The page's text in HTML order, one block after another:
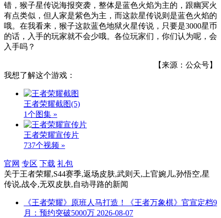
错，猴子星传说海报突袭，整体是蓝色火焰为主的，跟幽冥火
有点类似，但人家是紫色为主，而这款星传说则是蓝色火焰的
哦。在我看来，猴子这款蓝色地狱火星传说，只要是3000星币
的话，入手的玩家就不会少哦。各位玩家们，你们认为呢，会
入手吗？
【来源：公众号】
我想了解这个游戏：
王者荣耀截图(5)
1个图集 »
王者荣耀宣传片
737个视频 »
官网 专区 下载 礼包
关于王者荣耀,S44赛季,返场皮肤,武则天,上官婉儿,孙悟空,星
传说,战令,无双皮肤,自动寻路的新闻
《王者荣耀》原班人马打造！《王者万象棋》官宣定档9
月：预约突破5000万 2026-08-07